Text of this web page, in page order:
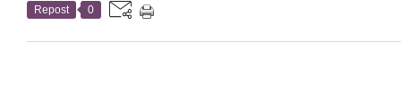
Repost 0